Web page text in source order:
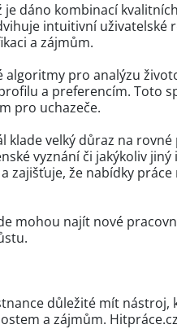
dáno kombinací
intuitivní uživatelské
a zájmům.
pro analýzu
a preferencím. Toto
pro uchazeče.
klade velký důraz na
vyznání či jakýkoliv jiný
zajišťuje, že nabídky
mohou najít nové
důležité mít nástroj,
a zájmům.